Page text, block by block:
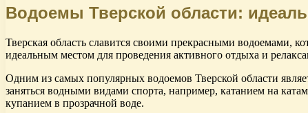
Водоемы Тверской области:
Тверская область славится своими прекрасными водоемами,
идеальным местом для проведения активного отдыха и
Одним из самых популярных водоемов Тверской области
заняться водными видами спорта, например, катанием на
купанием в прозрачной воде.